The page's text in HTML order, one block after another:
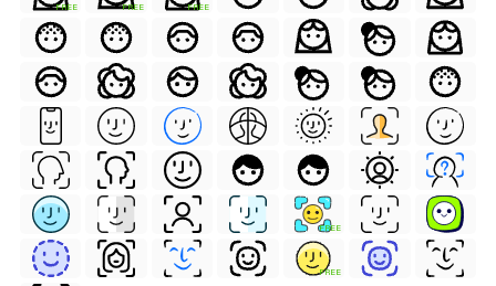
FREE FREE FREE
FREE
FREE